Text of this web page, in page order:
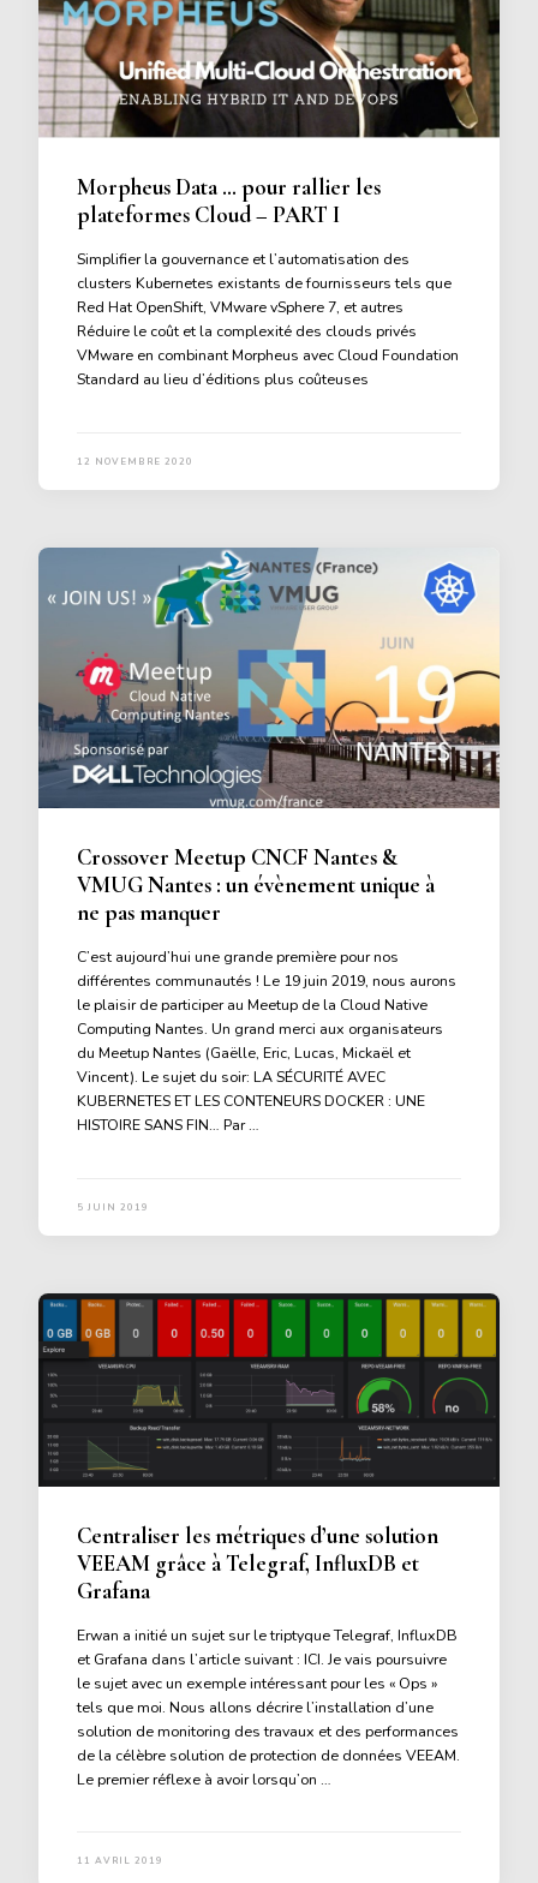
Morpheus Data … pour rallier les
plateformes Cloud – PART I
Simplifier la gouvernance et l’automatisation des
clusters Kubernetes existants de fournisseurs tels que
Red Hat OpenShift, VMware vSphere 7, et autres
Réduire le coût et la complexité des clouds privés
VMware en combinant Morpheus avec Cloud Foundation
Standard au lieu d’éditions plus coûteuses
12 NOVEMBRE 2020
Crossover Meetup CNCF Nantes &
VMUG Nantes : un évènement unique à
ne pas manquer
C’est aujourd’hui une grande première pour nos
différentes communautés ! Le 19 juin 2019, nous aurons
le plaisir de participer au Meetup de la Cloud Native
Computing Nantes. Un grand merci aux organisateurs
du Meetup Nantes (Gaëlle, Eric, Lucas, Mickaël et
Vincent). Le sujet du soir: LA SÉCURITÉ AVEC
KUBERNETES ET LES CONTENEURS DOCKER : UNE
HISTOIRE SANS FIN… Par …
5 JUIN 2019
Centraliser les métriques d’une solution
VEEAM grâce à Telegraf, InfluxDB et
Grafana
Erwan a initié un sujet sur le triptyque Telegraf, InfluxDB
et Grafana dans l’article suivant : ICI. Je vais poursuivre
le sujet avec un exemple intéressant pour les « Ops »
tels que moi. Nous allons décrire l’installation d’une
solution de monitoring des travaux et des performances
de la célèbre solution de protection de données VEEAM.
Le premier réflexe à avoir lorsqu’on …
11 AVRIL 2019